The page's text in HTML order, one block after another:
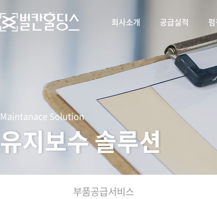
회사소개 공급실적
Maintanace Solution
유지보수 솔루션
부품공급서비스